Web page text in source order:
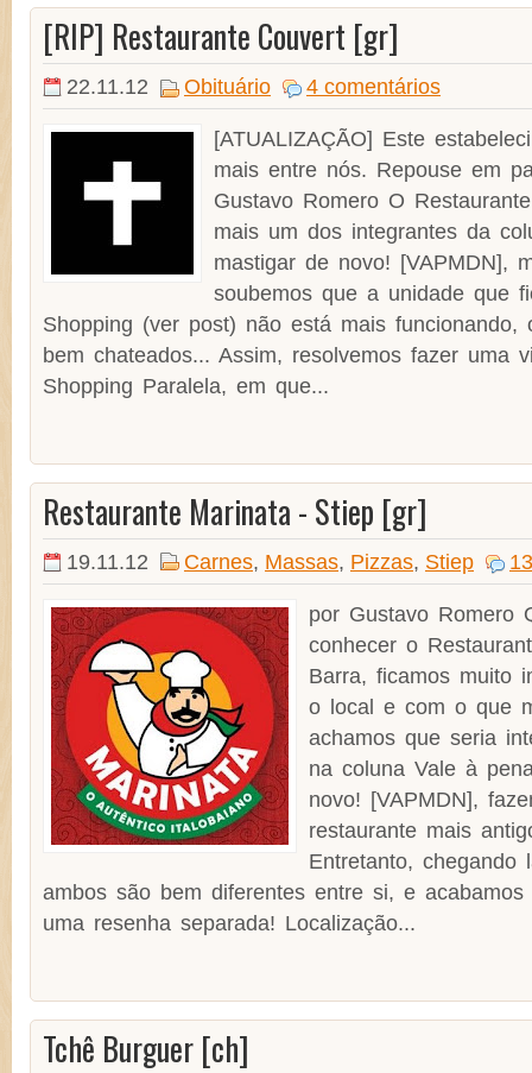
[RIP] Restaurante Couvert [gr]
22.11.12 Obituário 4 comentários
[ATUALIZAÇÃO] Este
mais entre nós. Repouse em
Gustavo Romero O
mais um dos integrantes da
mastigar de novo! [VAPMDN],
soubemos que a unidade que
Shopping (ver post) não está mais funcionando,
bem chateados... Assim, resolvemos fazer uma
Shopping Paralela, em que...
Restaurante Marinata - Stiep [gr]
19.11.12 Carnes, Massas, Pizzas, Stiep
por Gustavo Romero
conhecer o
Barra, ficamos muito
o local e com o que
achamos que seria
na coluna Vale à
novo! [VAPMDN],
restaurante mais
Entretanto, chegando
ambos são bem diferentes entre si, e
uma resenha separada! Localização...
Tchê Burguer [ch]